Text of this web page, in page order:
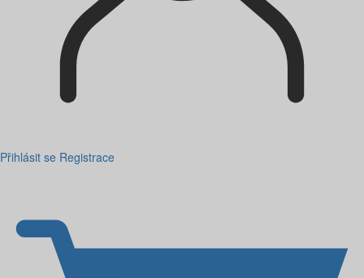
Přihlásit se Registrace